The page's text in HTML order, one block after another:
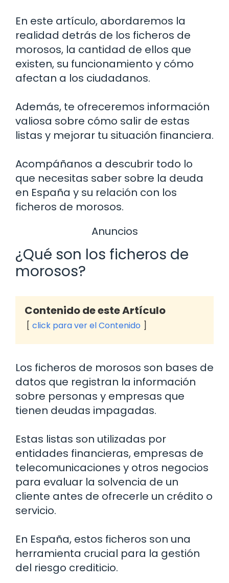
En este artículo, abordaremos la
realidad detrás de los ficheros de
morosos, la cantidad de ellos que
existen, su funcionamiento y cómo
afectan a los ciudadanos.
Además, te ofreceremos información
valiosa sobre cómo salir de estas
listas y mejorar tu situación financiera.
Acompáñanos a descubrir todo lo
que necesitas saber sobre la deuda
en España y su relación con los
ficheros de morosos.
Anuncios
¿Qué son los ficheros de
morosos?
Contenido de este Artículo
click para ver el Contenido
Los ficheros de morosos son bases de
datos que registran la información
sobre personas y empresas que
tienen deudas impagadas.
Estas listas son utilizadas por
entidades financieras, empresas de
telecomunicaciones y otros negocios
para evaluar la solvencia de un
cliente antes de ofrecerle un crédito o
servicio.
En España, estos ficheros son una
herramienta crucial para la gestión
del riesgo crediticio.